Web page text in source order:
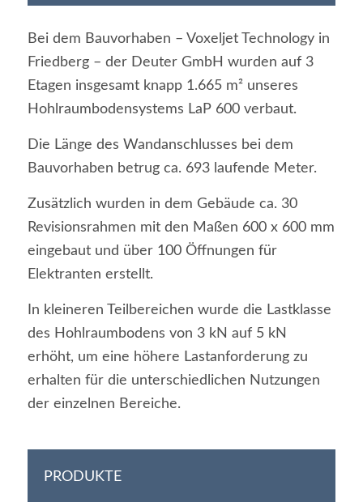
Bei dem Bauvorhaben – Voxeljet Technology in
Friedberg – der Deuter GmbH wurden auf 3
Etagen insgesamt knapp 1.665 m² unseres
Hohlraumbodensystems LaP 600 verbaut.
Die Länge des Wandanschlusses bei dem
Bauvorhaben betrug ca. 693 laufende Meter.
Zusätzlich wurden in dem Gebäude ca. 30
Revisionsrahmen mit den Maßen 600 x 600 mm
eingebaut und über 100 Öffnungen für
Elektranten erstellt.
In kleineren Teilbereichen wurde die Lastklasse
des Hohlraumbodens von 3 kN auf 5 kN
erhöht, um eine höhere Lastanforderung zu
erhalten für die unterschiedlichen Nutzungen
der einzelnen Bereiche.
PRODUKTE